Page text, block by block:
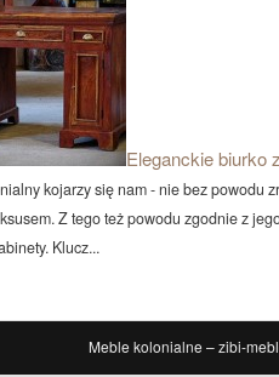
Eleganckie biurko
kojarzy się nam - nie bez powodu
Z tego też powodu zgodnie z
Klucz...
Meble kolonialne – zibi-